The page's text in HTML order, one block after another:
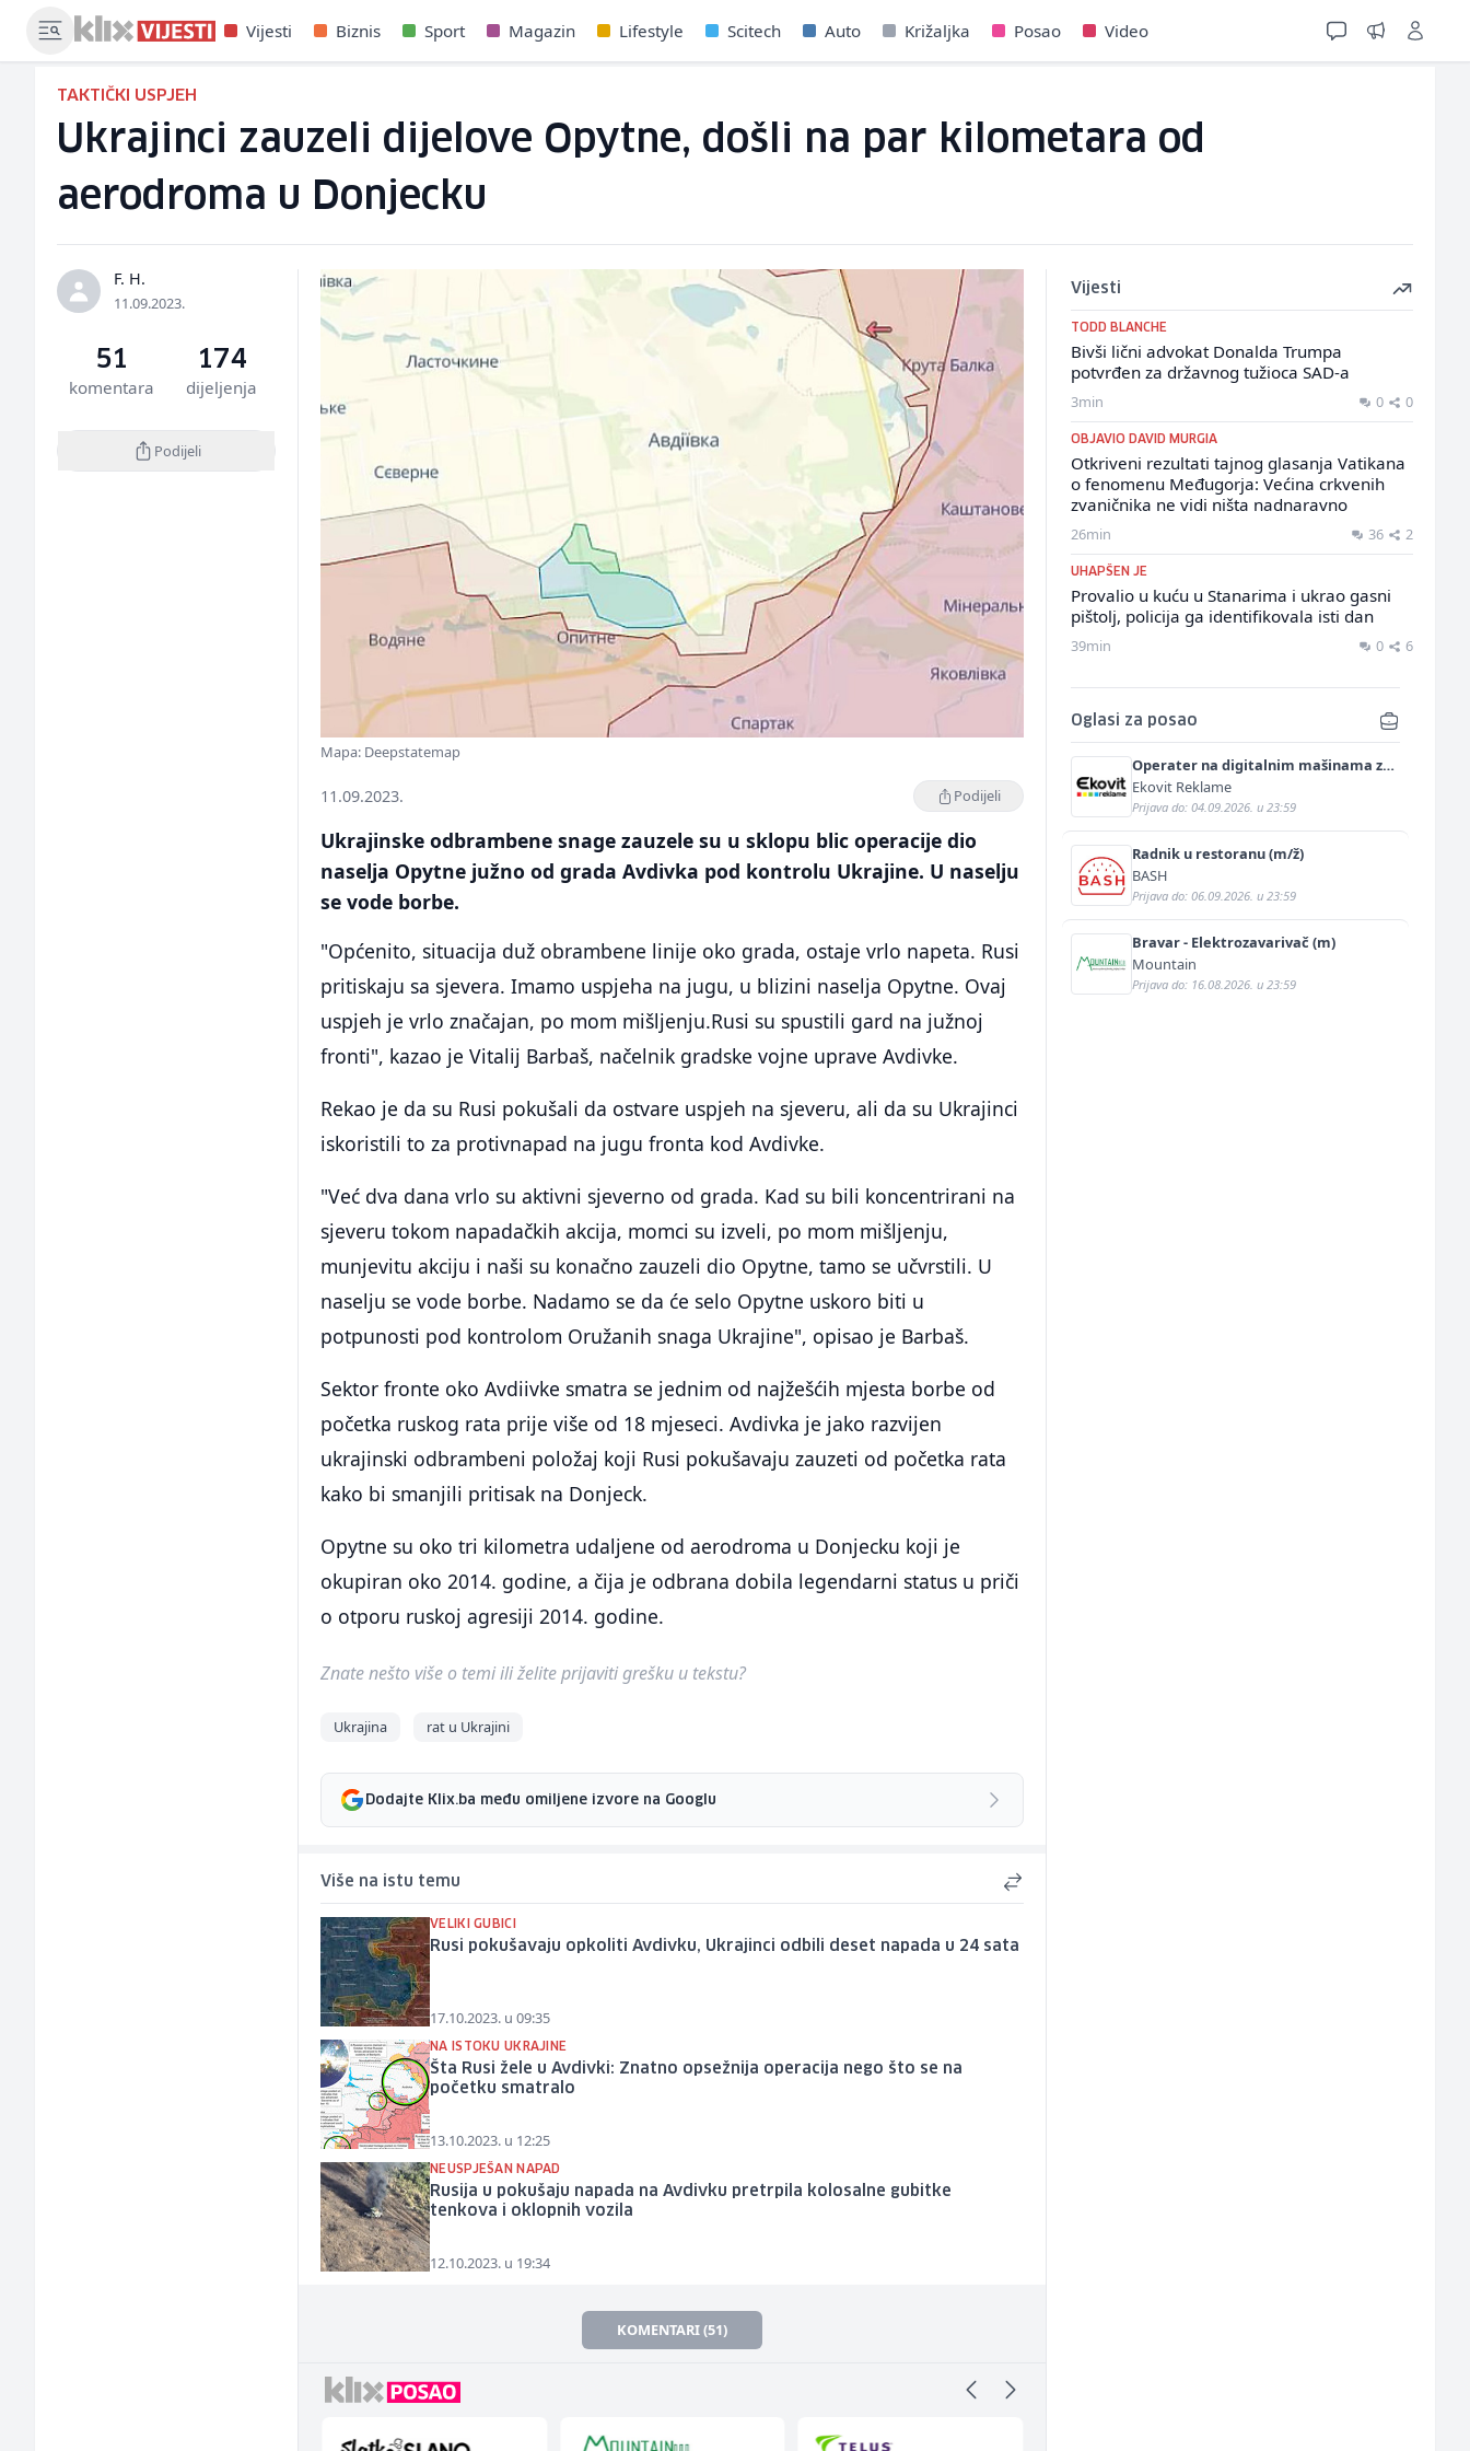
Vijesti Biznis Sport Magazin Lifestyle Scitech Auto Križaljka Posao Video
TAKTIČKI USPJEH
Ukrajinci zauzeli dijelove Opytne, došli na par kilometara od
aerodroma u Donjecku
F. H.
11.09.2023.
51
komentara
174
dijeljenja
Podijeli
Mapa: Deepstatemap
11.09.2023. Podijeli
Ukrajinske odbrambene snage zauzele su u sklopu blic operacije dio
naselja Opytne južno od grada Avdivka pod kontrolu Ukrajine. U naselju
se vode borbe.
"Općenito, situacija duž obrambene linije oko grada, ostaje vrlo napeta. Rusi
pritiskaju sa sjevera. Imamo uspjeha na jugu, u blizini naselja Opytne. Ovaj
uspjeh je vrlo značajan, po mom mišljenju.Rusi su spustili gard na južnoj
fronti", kazao je Vitalij Barbaš, načelnik gradske vojne uprave Avdivke.
Rekao je da su Rusi pokušali da ostvare uspjeh na sjeveru, ali da su Ukrajinci
iskoristili to za protivnapad na jugu fronta kod Avdivke.
"Već dva dana vrlo su aktivni sjeverno od grada. Kad su bili koncentrirani na
sjeveru tokom napadačkih akcija, momci su izveli, po mom mišljenju,
munjevitu akciju i naši su konačno zauzeli dio Opytne, tamo se učvrstili. U
naselju se vode borbe. Nadamo se da će selo Opytne uskoro biti u
potpunosti pod kontrolom Oružanih snaga Ukrajine", opisao je Barbaš.
Sektor fronte oko Avdiivke smatra se jednim od najžešćih mjesta borbe od
početka ruskog rata prije više od 18 mjeseci. Avdivka je jako razvijen
ukrajinski odbrambeni položaj koji Rusi pokušavaju zauzeti od početka rata
kako bi smanjili pritisak na Donjeck.
Opytne su oko tri kilometra udaljene od aerodroma u Donjecku koji je
okupiran oko 2014. godine, a čija je odbrana dobila legendarni status u priči
o otporu ruskoj agresiji 2014. godine.
Znate nešto više o temi ili želite prijaviti grešku u tekstu?
Ukrajina rat u Ukrajini
Dodajte Klix.ba među omiljene izvore na Googlu
Više na istu temu
VELIKI GUBICI
Rusi pokušavaju opkoliti Avdivku, Ukrajinci odbili deset napada u 24 sata
17.10.2023. u 09:35
NA ISTOKU UKRAJINE
Šta Rusi žele u Avdivki: Znatno opsežnija operacija nego što se na
početku smatralo
13.10.2023. u 12:25
NEUSPJEŠAN NAPAD
Rusija u pokušaju napada na Avdivku pretrpila kolosalne gubitke
tenkova i oklopnih vozila
12.10.2023. u 19:34
KOMENTARI (51)
Vijesti
TODD BLANCHE
Bivši lični advokat Donalda Trumpa
potvrđen za državnog tužioca SAD-a
3min 0 0
OBJAVIO DAVID MURGIA
Otkriveni rezultati tajnog glasanja Vatikana
o fenomenu Međugorja: Većina crkvenih
zvaničnika ne vidi ništa nadnaravno
26min 36 2
UHAPŠEN JE
Provalio u kuću u Stanarima i ukrao gasni
pištolj, policija ga identifikovala isti dan
39min 0 6
Oglasi za posao
Operater na digitalnim mašinama za
štampu i doradu (m/ž)
Ekovit Reklame
Prijava do: 04.09.2026. u 23:59
Radnik u restoranu (m/ž)
BASH
Prijava do: 06.09.2026. u 23:59
Bravar - Elektrozavarivač (m)
Mountain
Prijava do: 16.08.2026. u 23:59